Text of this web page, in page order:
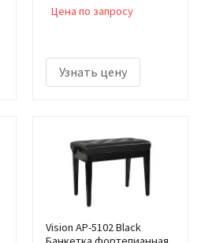
Цена по запросу
Узнать цену
Vision AP-5102 Black